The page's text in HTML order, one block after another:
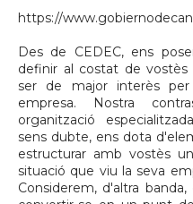
https://
Des de CEDEC, ens
definir al costat de vostès
ser de major interès
empresa. Nostra
organització
sens dubte, ens dota
estructurar amb vostès
situació que viu la seva
Considerem, d'altra